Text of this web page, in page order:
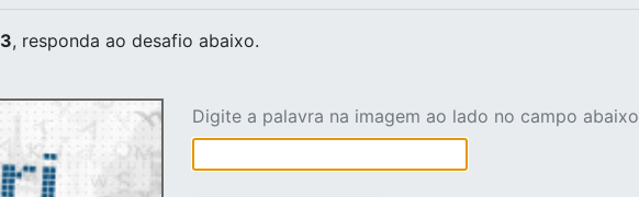
, responda ao desafio abaixo.
Digite a palavra na imagem ao lado no campo abaixo